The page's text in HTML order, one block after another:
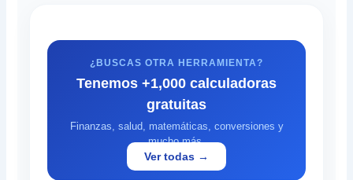
¿BUSCAS OTRA HERRAMIENTA?
Tenemos +1,000 calculadoras
gratuitas
Finanzas, salud, matemáticas, conversiones y
mucho más.
Ver todas →